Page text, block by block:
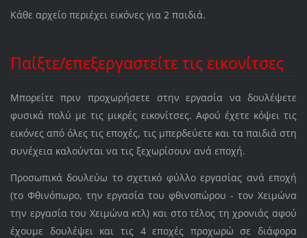
Κάθε αρχείο περιέχει εικόνες για 2 παιδιά.
Παίξτε/επεξεργαστείτε τις εικονίτσες
Μπορείτε πριν προχωρήσετε στην εργασία να δουλέψετε
φυσικά πολύ με τις μικρές εικονίτσες. Αφού έχετε κόψει τις
εικόνες από όλες τις εποχές, τις μπερδεύετε και τα παιδιά στη
συνέχεια καλούνται να τις ξεχωρίσουν ανά εποχή.
Προσωπικά δουλεύω το σχετικό φύλλο εργασίας ανά εποχή
(το Φθινόπωρο, την εργασία του φθινοπώρου - τον Χειμώνα
την εργασία του Χειμώνα κτλ) και στο τέλος τη χρονιάς αφού
έχουμε δουλέψει και τις 4 εποχές προχωρώ σε διάφορα